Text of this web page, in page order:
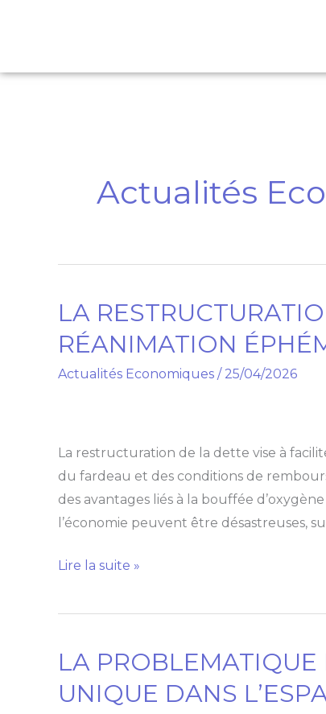
Actualités
LA
RÉANIMATION
Actualités Economiques / 25/04/2026
La restructuration de la dette vise à
du fardeau et des conditions de
des avantages liés à la bouffée
l’économie peuvent être désastreuses,
LA
RESTRUCTURATION
DE
LA
UNE
RÉANIMATION
ÉPHÉMÈRE
POUR
MALADE
Lire la suite »
LA
UNIQUE DANS
LA
DU